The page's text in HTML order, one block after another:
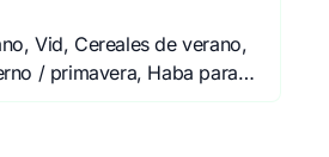
Vid, Cereales de verano,
/ primavera, Haba para